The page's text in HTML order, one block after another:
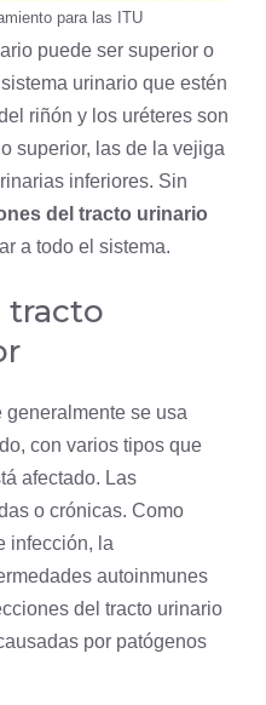
para las ITU
puede ser superior o
urinario que estén
riñón y los uréteres son
superior, las de la vejiga
inferiores. Sin
del tracto urinario
a todo el sistema.
tracto
generalmente se usa
con varios tipos que
afectado. Las
o crónicas. Como
infección, la
autoinmunes
del tracto urinario
por patógenos